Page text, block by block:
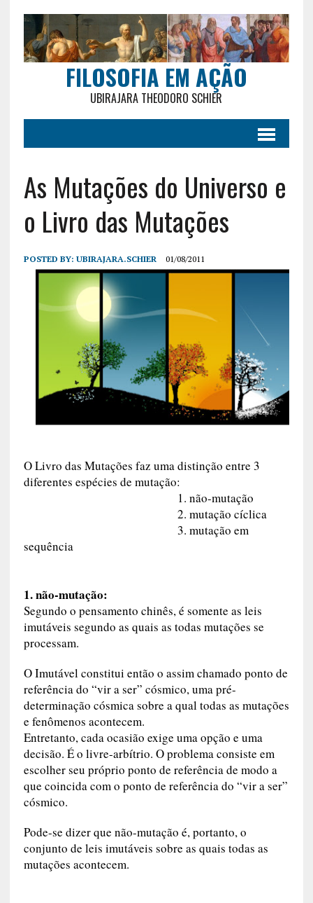
FILOSOFIA EM AÇÃO
UBIRAJARA THEODORO SCHIER
As Mutações do Universo e
o Livro das Mutações
POSTED BY: UBIRAJARA.SCHIER 01/08/2011
O Livro das Mutações faz uma distinção entre 3
diferentes espécies de mutação:
1. não-mutação
2. mutação cíclica
3. mutação em
sequência
1. não-mutação:
Segundo o pensamento chinês, é somente as leis
imutáveis segundo as quais as todas mutações se
processam.
O Imutável constitui então o assim chamado ponto de
referência do “vir a ser” cósmico, uma pré-
determinação cósmica sobre a qual todas as mutações
e fenômenos acontecem.
Entretanto, cada ocasião exige uma opção e uma
decisão. É o livre-arbítrio. O problema consiste em
escolher seu próprio ponto de referência de modo a
que coincida com o ponto de referência do “vir a ser”
cósmico.
Pode-se dizer que não-mutação é, portanto, o
conjunto de leis imutáveis sobre as quais todas as
mutações acontecem.